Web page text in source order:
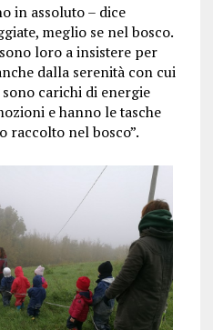
in assoluto – dice
meglio se nel bosco.
loro a insistere per
dalla serenità con cui
carichi di energie
e hanno le tasche
raccolto nel bosco”.